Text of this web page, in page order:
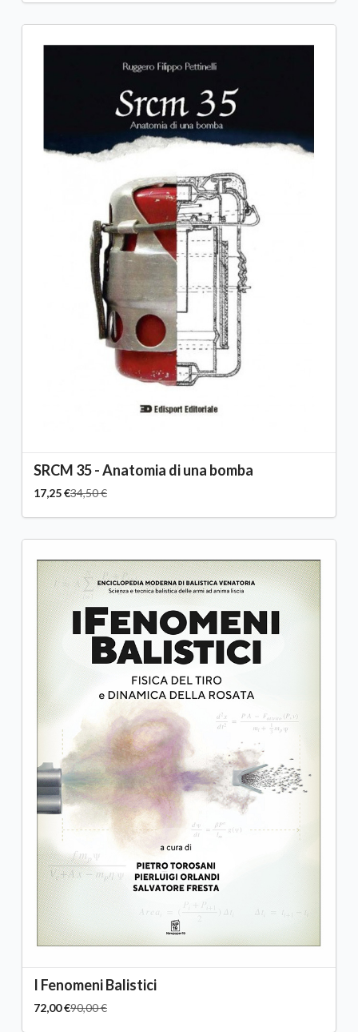
SRCM 35 - Anatomia di una bomba
17,25 €34,50 €
I Fenomeni Balistici
72,00 €90,00 €